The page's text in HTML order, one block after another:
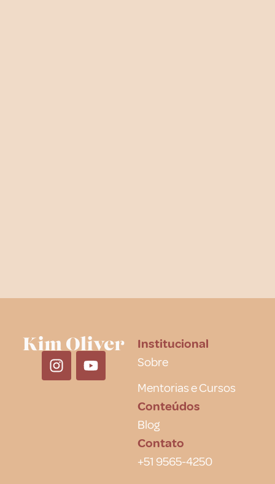
Institucional
Sobre
Mentorias e Cursos
Conteúdos
Blog
Contato
+51 9565-4250